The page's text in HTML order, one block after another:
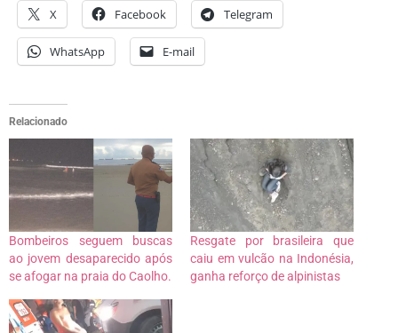
X Facebook Telegram
WhatsApp E-mail
Relacionado
Bombeiros seguem buscas
ao jovem desaparecido após
se afogar na praia do Caolho.
Resgate por brasileira que
caiu em vulcão na Indonésia,
ganha reforço de alpinistas